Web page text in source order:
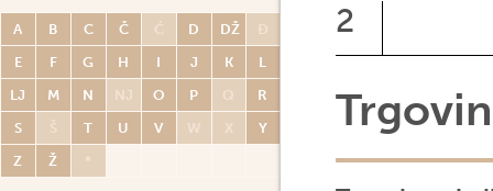
A B C Č Ć D DŽ
Đ
E
F G H I J K
L
LJ
M N NJ O P Q
R
S
Š T U V W X
Y
Z
Ž *
2